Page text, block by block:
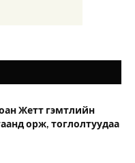
Жетт гэмтлийн
орж, тоглолтуудаа